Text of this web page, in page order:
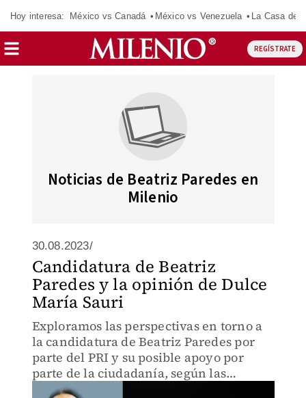
Hoy interesa: México vs Canadá México vs Venezuela La Casa de
REGÍSTRATE
Noticias de Beatriz Paredes en
Milenio
30.08.2023/
Candidatura de Beatriz
Paredes y la opinión de Dulce
María Sauri
Exploramos las perspectivas en torno a
la candidatura de Beatriz Paredes por
parte del PRI y su posible apoyo por
parte de la ciudadanía, según las
declaraciones de Dulce María Sauri.